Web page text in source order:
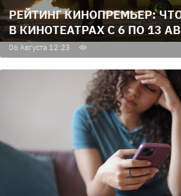
РЕЙТИНГ КИНОПРЕМЬЕР:
В КИНОТЕАТРАХ С 6 ПО 13
06 Августа 12:23